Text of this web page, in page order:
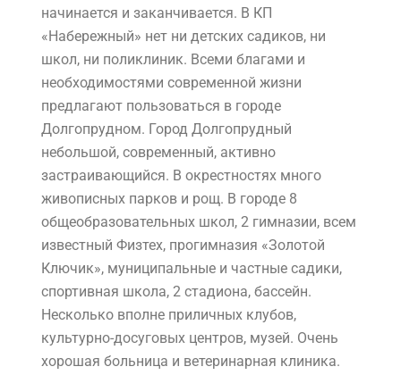
начинается и заканчивается. В КП
«Набережный» нет ни детских садиков, ни
школ, ни поликлиник. Всеми благами и
необходимостями современной жизни
предлагают пользоваться в городе
Долгопрудном. Город Долгопрудный
небольшой, современный, активно
застраивающийся. В окрестностях много
живописных парков и рощ. В городе 8
общеобразовательных школ, 2 гимназии, всем
известный Физтех, прогимназия «Золотой
Ключик», муниципальные и частные садики,
спортивная школа, 2 стадиона, бассейн.
Несколько вполне приличных клубов,
культурно-досуговых центров, музей. Очень
хорошая больница и ветеринарная клиника.